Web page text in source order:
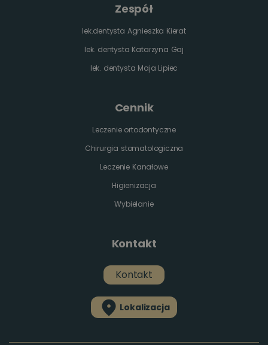
Zespół
lek.dentysta Agnieszka Kierat
lek. dentysta Katarzyna Gaj
lek. dentysta Maja Lipiec
Cennik
Leczenie ortodontyczne
Chirurgia stomatologiczna
Leczenie Kanałowe
Higienizacja
Wybielanie
Kontakt
Kontakt
Lokalizacja